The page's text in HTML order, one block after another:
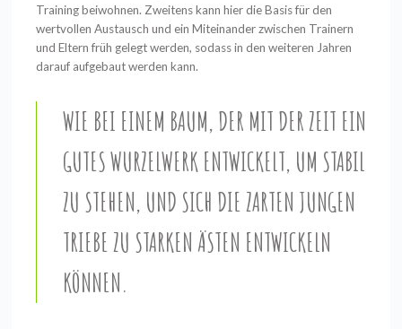
Training beiwohnen. Zweitens kann hier die Basis für den
wertvollen Austausch und ein Miteinander zwischen Trainern
und Eltern früh gelegt werden, sodass in den weiteren Jahren
darauf aufgebaut werden kann.
WIE BEI EINEM BAUM, DER MIT DER ZEIT EIN
GUTES WURZELWERK ENTWICKELT, UM STABIL
ZU STEHEN, UND SICH DIE ZARTEN JUNGEN
TRIEBE ZU STARKEN ÄSTEN ENTWICKELN
KÖNNEN.